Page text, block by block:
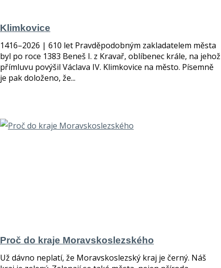
Klimkovice
1416–2026 | 610 let Pravděpodobným zakladatelem města
byl po roce 1383 Beneš I. z Kravař, oblíbenec krále, na jehož
přímluvu povýšil Václava IV. Klimkovice na město. Písemně
je pak doloženo, že...
Proč do kraje Moravskoslezského
Už dávno neplatí, že Moravskoslezský kraj je černý. Náš